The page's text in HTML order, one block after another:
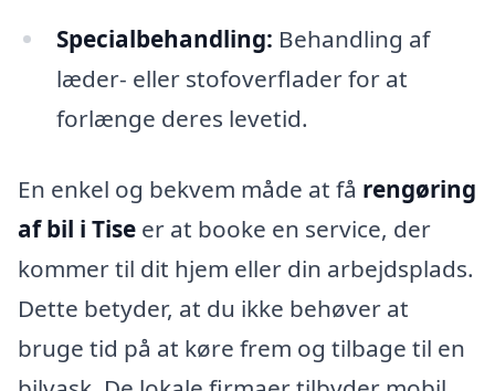
Specialbehandling: Behandling af
læder- eller stofoverflader for at
forlænge deres levetid.
En enkel og bekvem måde at få rengøring
af bil i Tise er at booke en service, der
kommer til dit hjem eller din arbejdsplads.
Dette betyder, at du ikke behøver at
bruge tid på at køre frem og tilbage til en